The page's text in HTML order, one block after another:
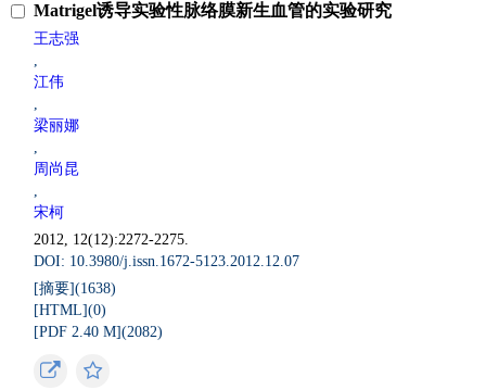
Matrigel诱导实验性脉络膜新生血管的实验研究
王志强
,
江伟
,
梁丽娜
,
周尚昆
,
宋柯
2012, 12(12):2272-2275.
DOI: 10.3980/j.issn.1672-5123.2012.12.07
[摘要](1638)
[HTML](0)
[PDF 2.40 M](2082)